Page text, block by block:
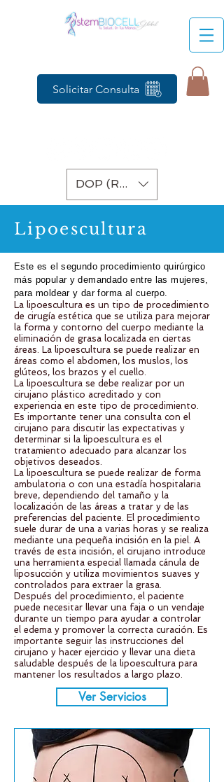
Solicitar Consulta
DOP (RD$)
Lipoescultura
Este es el segundo procedimiento quirúrgico
más popular y demandado entre las mujeres,
para moldear y dar forma al cuerpo.
La lipoescultura es un tipo de procedimiento
de cirugía estética que se utiliza para mejorar
la forma y contorno del cuerpo mediante la
eliminación de grasa localizada en ciertas
áreas. La lipoescultura se puede realizar en
áreas como el abdomen, los muslos, los
glúteos, los brazos y el cuello.
La lipoescultura se debe realizar por un
cirujano plástico acreditado y con
experiencia en este tipo de procedimiento.
Es importante tener una consulta con el
cirujano para discutir las expectativas y
determinar si la lipoescultura es el
tratamiento adecuado para alcanzar los
objetivos deseados.
La lipoescultura se puede realizar de forma
ambulatoria o con una estadía hospitalaria
breve, dependiendo del tamaño y la
localización de las áreas a tratar y de las
preferencias del paciente. El procedimiento
suele durar de una a varias horas y se realiza
mediante una pequeña incisión en la piel. A
través de esta incisión, el cirujano introduce
una herramienta especial llamada cánula de
liposucción y utiliza movimientos suaves y
controlados para extraer la grasa.
Después del procedimiento, el paciente
puede necesitar llevar una faja o un vendaje
durante un tiempo para ayudar a controlar
el edema y promover la correcta curación. Es
importante seguir las instrucciones del
cirujano y hacer ejercicio y llevar una dieta
saludable después de la lipoescultura para
mantener los resultados a largo plazo.
Ver Servicios